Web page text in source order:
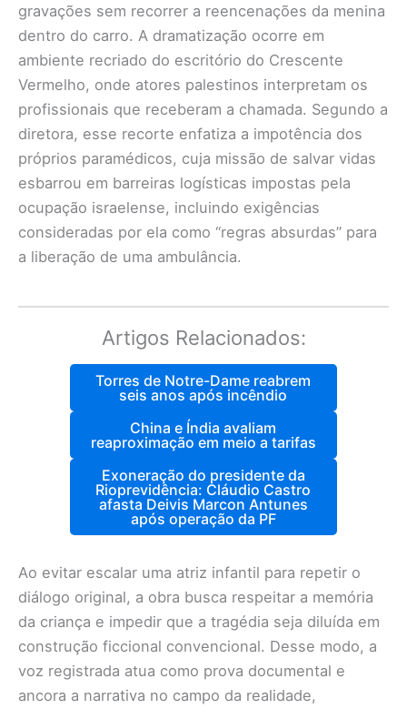
gravações sem recorrer a reencenações da menina
dentro do carro. A dramatização ocorre em
ambiente recriado do escritório do Crescente
Vermelho, onde atores palestinos interpretam os
profissionais que receberam a chamada. Segundo a
diretora, esse recorte enfatiza a impotência dos
próprios paramédicos, cuja missão de salvar vidas
esbarrou em barreiras logísticas impostas pela
ocupação israelense, incluindo exigências
consideradas por ela como “regras absurdas” para
a liberação de uma ambulância.
Artigos Relacionados:
Torres de Notre-Dame reabrem
seis anos após incêndio
China e Índia avaliam
reaproximação em meio a tarifas
Exoneração do presidente da
Rioprevidência: Cláudio Castro
afasta Deivis Marcon Antunes
após operação da PF
Ao evitar escalar uma atriz infantil para repetir o
diálogo original, a obra busca respeitar a memória
da criança e impedir que a tragédia seja diluída em
construção ficcional convencional. Desse modo, a
voz registrada atua como prova documental e
ancora a narrativa no campo da realidade,